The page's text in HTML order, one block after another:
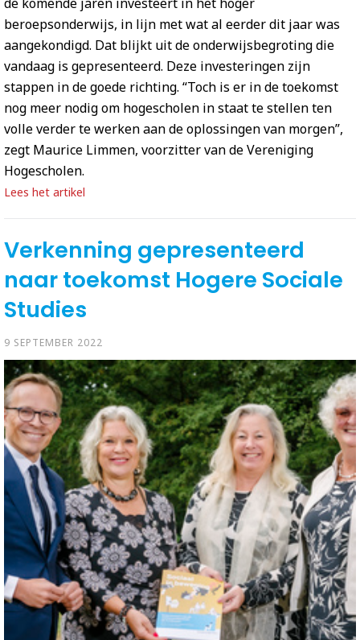
beroepsonderwijs, in lijn met wat al eerder dit jaar was
aangekondigd. Dat blijkt uit de onderwijsbegroting die
vandaag is gepresenteerd. Deze investeringen zijn
stappen in de goede richting. “Toch is er in de toekomst
nog meer nodig om hogescholen in staat te stellen ten
volle verder te werken aan de oplossingen van morgen”,
zegt Maurice Limmen, voorzitter van de Vereniging
Hogescholen.
Lees het artikel
Verkenning gepresenteerd
naar toekomst Hogere Sociale
Studies
9 SEPTEMBER 2022